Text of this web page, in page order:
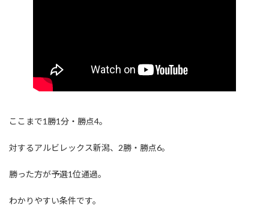
ここまで1勝1分・勝点4。
対するアルビレックス新潟、2勝・勝点6。
勝った方が予選1位通過。
わかりやすい条件です。